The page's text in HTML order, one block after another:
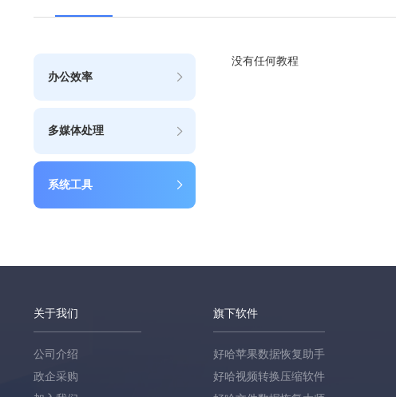
办公效率
多媒体处理
系统工具
没有任何教程
关于我们
公司介绍
政企采购
旗下软件
好哈苹果数据恢复助手
好哈视频转换压缩软件